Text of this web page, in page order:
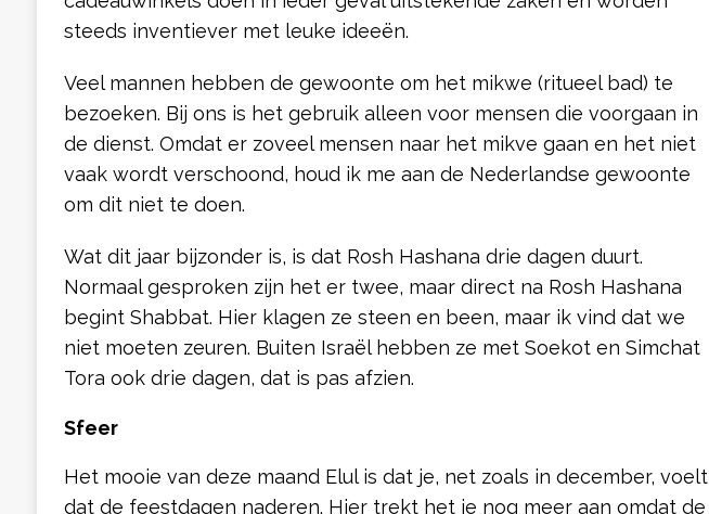
steeds inventiever met leuke ideeën.
Veel mannen hebben de gewoonte om het mikwe (ritueel bad) te
bezoeken. Bij ons is het gebruik alleen voor mensen die voorgaan in
de dienst. Omdat er zoveel mensen naar het mikve gaan en het niet
vaak wordt verschoond, houd ik me aan de Nederlandse gewoonte
om dit niet te doen.
Wat dit jaar bijzonder is, is dat Rosh Hashana drie dagen duurt.
Normaal gesproken zijn het er twee, maar direct na Rosh Hashana
begint Shabbat. Hier klagen ze steen en been, maar ik vind dat we
niet moeten zeuren. Buiten Israël hebben ze met Soekot en Simchat
Tora ook drie dagen, dat is pas afzien.
Sfeer
Het mooie van deze maand Elul is dat je, net zoals in december, voelt
dat de feestdagen naderen. Hier trekt het je nog meer aan omdat de